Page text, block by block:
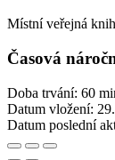
Místní veřejná
Časová
Doba trvání: 60
Datum vložení:
Datum poslední